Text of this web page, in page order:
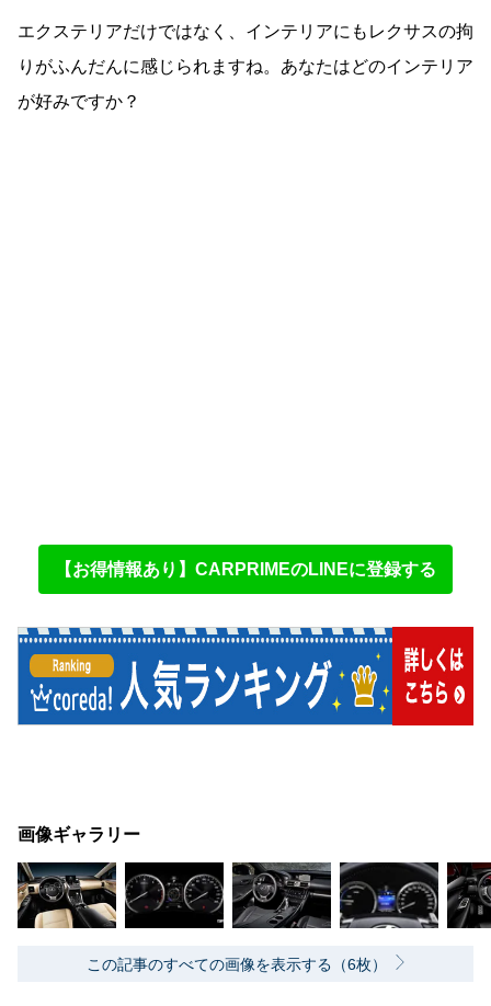
エクステリアだけではなく、インテリアにもレクサスの拘
りがふんだんに感じられますね。あなたはどのインテリア
が好みですか？
【お得情報あり】CARPRIMEのLINEに登録する
画像ギャラリー
この記事のすべての画像を表示する（6枚）